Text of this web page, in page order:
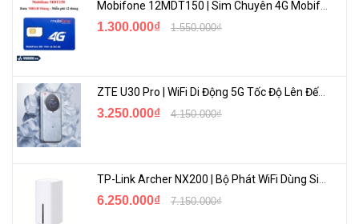
100m)
EIA/TIA-568 100Ω STP
Số lượng quạt Không quạt
Bộ cấp nguồn
Kích thước ( R x D x C )
1.300.000₫ 1.550.000₫
ZTE U30 Pro | WiFi Di Động 5G Tốc Độ Lên Đến 500Mbps, Màn Hình Cảm Ứng
3.250.000₫ 4.150.000₫
6.250.000₫ 7.150.000₫